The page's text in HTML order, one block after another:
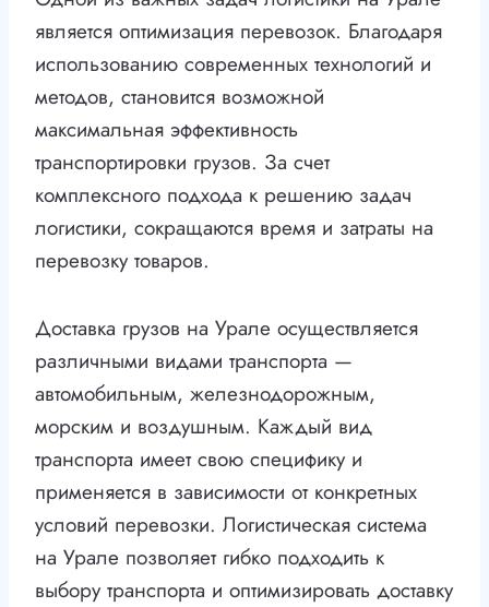
является оптимизация перевозок. Благодаря
использованию современных технологий и
методов, становится возможной
максимальная эффективность
транспортировки грузов. За счет
комплексного подхода к решению задач
логистики, сокращаются время и затраты на
перевозку товаров.
Доставка грузов на Урале осуществляется
различными видами транспорта —
автомобильным, железнодорожным,
морским и воздушным. Каждый вид
транспорта имеет свою специфику и
применяется в зависимости от конкретных
условий перевозки. Логистическая система
на Урале позволяет гибко подходить к
выбору транспорта и оптимизировать доставку